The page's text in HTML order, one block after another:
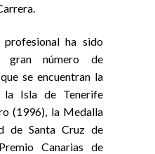
ha sido
gran número de
se encuentran la
Isla de Tenerife
(1996), la Medalla
de Santa Cruz de
Canarias de